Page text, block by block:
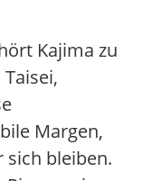
Kajima zu
Margen,
sich bleiben.